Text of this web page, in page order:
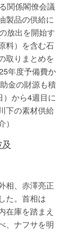
関係閣僚会議
製品の供給に
放出を開始す
料）を含む石
取りまとめを
年度予備費か
金の財源も積
）から4週目に
下の素材供給
相、赤澤亮正
た。首相は
在庫を踏まえ
、ナフサを明